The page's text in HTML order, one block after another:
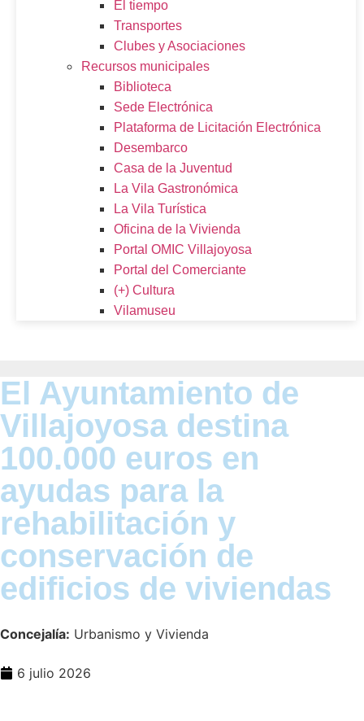
El tiempo
Transportes
Clubes y Asociaciones
Recursos municipales
Biblioteca
Sede Electrónica
Plataforma de Licitación Electrónica
Desembarco
Casa de la Juventud
La Vila Gastronómica
La Vila Turística
Oficina de la Vivienda
Portal OMIC Villajoyosa
Portal del Comerciante
(+) Cultura
Vilamuseu
El Ayuntamiento de
Villajoyosa destina
100.000 euros en
ayudas para la
rehabilitación y
conservación de
edificios de viviendas
Concejalía: Urbanismo y Vivienda
6 julio 2026